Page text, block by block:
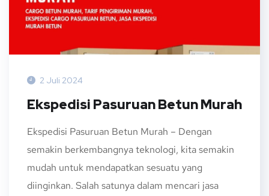
2 Juli 2024
Ekspedisi Pasuruan Betun Murah
Ekspedisi Pasuruan Betun Murah – Dengan
semakin berkembangnya teknologi, kita semakin
mudah untuk mendapatkan sesuatu yang
diinginkan. Salah satunya dalam mencari jasa